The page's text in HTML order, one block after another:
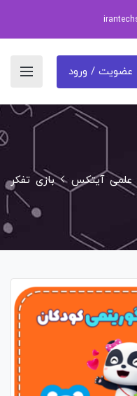
عضویت / ورود
علمی آیتکس
بازی تفکر